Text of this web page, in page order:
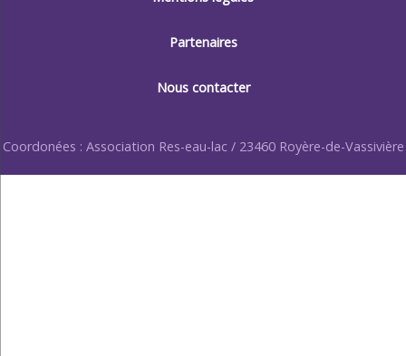
Partenaires
Nous contacter
Coordonées : Association Res-eau-lac / 23460 Royère-de-Vassivière